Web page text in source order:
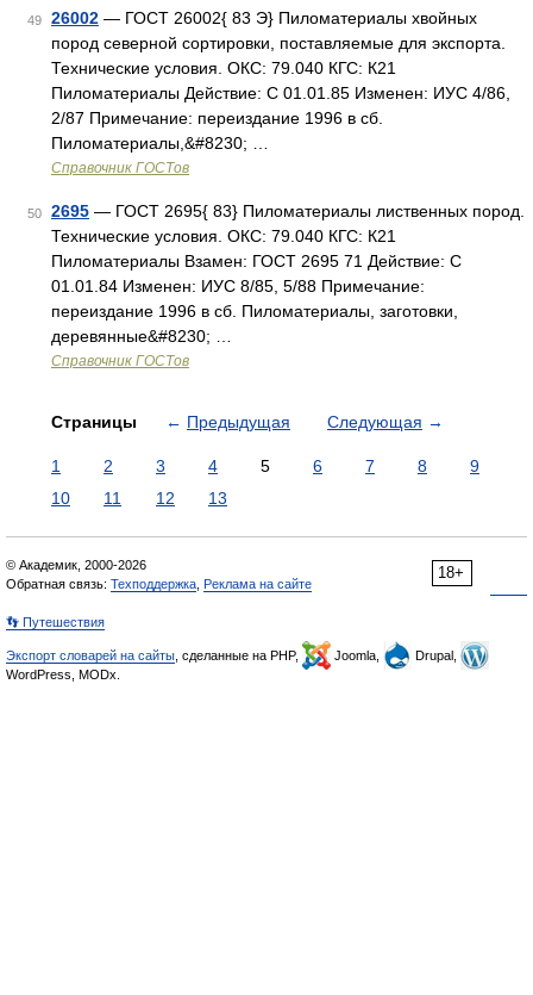
49 26002 — ГОСТ 26002{ 83 Э} Пиломатериалы хвойных
пород северной сортировки, поставляемые для экспорта.
Технические условия. ОКС: 79.040 КГС: К21
Пиломатериалы Действие: С 01.01.85 Изменен: ИУС 4/86,
2/87 Примечание: переиздание 1996 в сб.
Пиломатериалы,&#8230; …
Справочник ГОСТов
50 2695 — ГОСТ 2695{ 83} Пиломатериалы лиственных пород.
Технические условия. ОКС: 79.040 КГС: К21
Пиломатериалы Взамен: ГОСТ 2695 71 Действие: С
01.01.84 Изменен: ИУС 8/85, 5/88 Примечание:
переиздание 1996 в сб. Пиломатериалы, заготовки,
деревянные&#8230; …
Справочник ГОСТов
Страницы ← Предыдущая Следующая →
1 2 3 4 5 6 7 8
9
10
11 12 13
18+
© Академик, 2000-2026
Обратная связь: Техподдержка Реклама на сайте
👣 Путешествия
Экспорт словарей на сайты , сделанные на PHP, Joomla,
Drupal,
WordPress, MODx.